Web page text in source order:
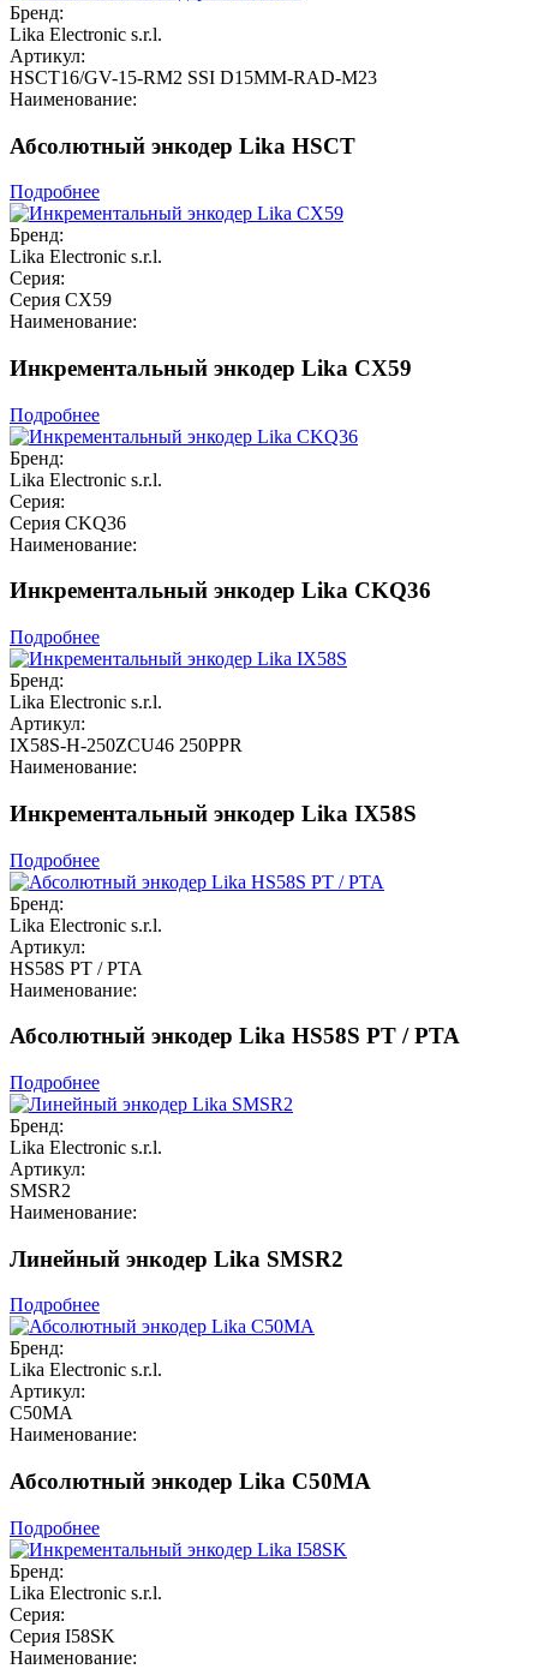
Бренд:
Lika Electronic s.r.l.
Артикул:
HSCT16/GV-15-RM2 SSI D15MM-RAD-M23
Наименование:
Абсолютный энкодер Lika HSCT
Подробнее
Бренд:
Lika Electronic s.r.l.
Серия:
Серия CX59
Наименование:
Инкрементальный энкодер Lika CX59
Подробнее
Бренд:
Lika Electronic s.r.l.
Серия:
Серия CKQ36
Наименование:
Инкрементальный энкодер Lika CKQ36
Подробнее
Бренд:
Lika Electronic s.r.l.
Артикул:
IX58S-H-250ZCU46 250PPR
Наименование:
Инкрементальный энкодер Lika IX58S
Подробнее
Бренд:
Lika Electronic s.r.l.
Артикул:
HS58S PT / PTA
Наименование:
Абсолютный энкодер Lika HS58S PT / PTA
Подробнее
Бренд:
Lika Electronic s.r.l.
Артикул:
SMSR2
Наименование:
Линейный энкодер Lika SMSR2
Подробнее
Бренд:
Lika Electronic s.r.l.
Артикул:
C50MA
Наименование:
Абсолютный энкодер Lika C50MA
Подробнее
Бренд:
Lika Electronic s.r.l.
Серия:
Серия I58SK
Наименование: